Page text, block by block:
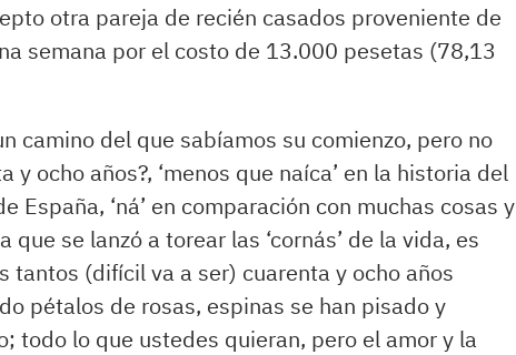
otra pareja de recién casados proveniente de
semana por el costo de 13.000 pesetas (78,13
camino del que sabíamos su comienzo, pero no
y ocho años?, ‘menos que naíca’ en la historia del
España, ‘ná’ en comparación con muchas cosas y
se lanzó a torear las ‘cornás’ de la vida, es
tantos (difícil va a ser) cuarenta y ocho años
pétalos de rosas, espinas se han pisado y
todo lo que ustedes quieran, pero el amor y la